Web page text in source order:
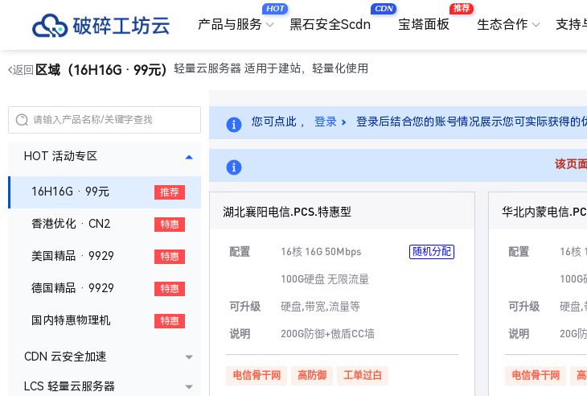
产品与服务
HOT
黑石安全Scdn
CDN
宝塔面板
推荐
生态合作 支持
返回 区域（16H16G · 99元） 轻量云服务器 适用于建站，轻量化使用
HOT 活动专区
16H16G · 99元 推荐
香港优化 · CN2 特惠
美国精品 · 9929 特惠
德国精品 · 9929 特惠
国内特惠物理机 特惠
CDN 云安全加速
LCS 轻量云服务器
您可点此 ， 登录 登录后结合您的账号情况展示您可实际获得的
该页
湖北襄阳电信.PCS.特惠型
配置 16核 16G 50Mbps 随机分配
100G硬盘 无限流量
可升级
硬盘,带宽,流量等
说明
200G防御+傲盾CC墙
电信骨干网 高防御 工单过白
华北内蒙电信
配置 16核
可升级
硬盘,
说明
20G
电信骨干网